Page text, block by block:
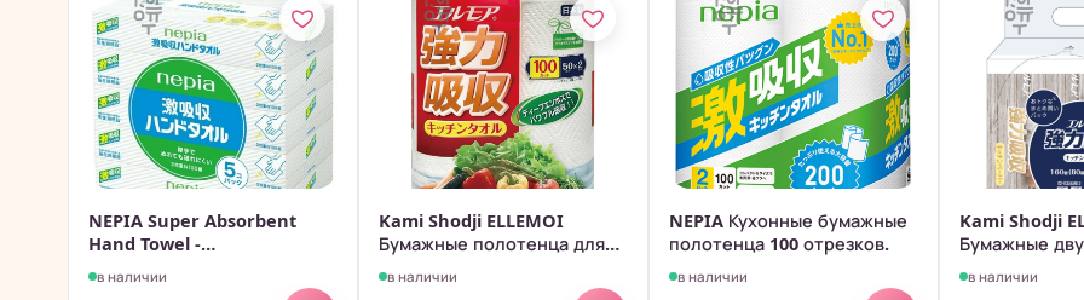
NEPIA Super Absorbent
Hand Towel -
Абсорбирующие...
в наличии
Kami Shodji ELLEMOI
Бумажные полотенца для
кухни 50...
в наличии
NEPIA Кухонные бумажные
полотенца 100 отрезков.
в наличии
Kami Shodji
Бумажные
полотенца...
в наличии